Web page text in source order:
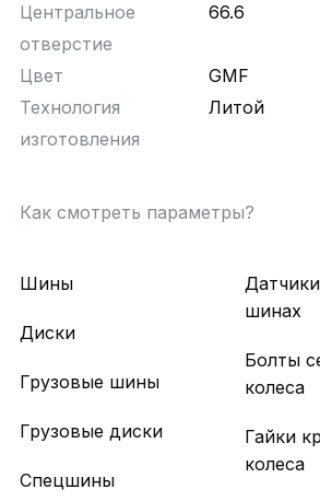
Центральное
отверстие
66.6
Цвет
GMF
Технология
изготовления
Литой
Как смотреть параметры?
Шины
Диски
Грузовые шины
Грузовые диски
Спецшины
шинах
Болты
колеса
Гайки
колеса